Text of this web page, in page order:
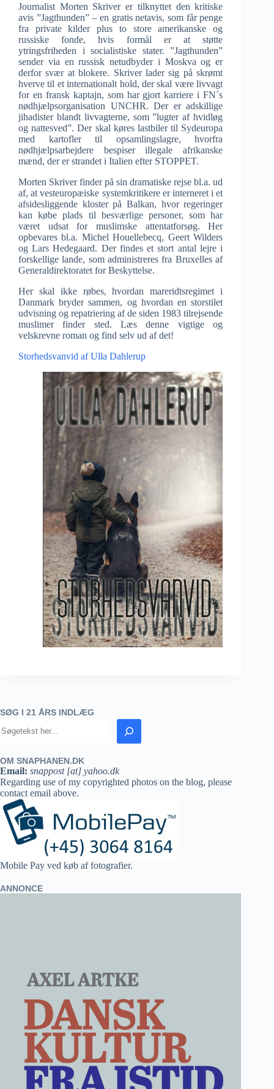
Journalist Morten Skriver er tilknyttet den kritiske
avis ”Jagthunden” – en gratis netavis, som får penge
fra private kilder plus to store amerikanske og
russiske fonde, hvis formål er at støtte
ytringsfriheden i socialistiske stater. ”Jagthunden”
sender via en russisk netudbyder i Moskva og er
derfor svær at blokere. Skriver lader sig på skrømt
hverve til et internationalt hold, der skal være livvagt
for en fransk kaptajn, som har gjort karriere i FN´s
nødhjælpsorganisation UNCHR. Der er adskillige
jihadister blandt livvagterne, som ”lugter af hvidløg
og nattesved”. Der skal køres lastbiler til Sydeuropa
med kartofler til opsamlingslagre, hvorfra
nødhjælpsarbejdere bespiser illegale afrikanske
mænd, der er strandet i Italien efter STOPPET.
Morten Skriver finder på sin dramatiske rejse bl.a. ud
af, at vesteuropæiske systemkritikere er interneret i et
afsidesliggende kloster på Balkan, hvor regeringer
kan købe plads til besværlige personer, som har
været udsat for muslimske attentatforsøg. Her
opbevares bl.a. Michel Houellebecq, Geert Wilders
og Lars Hedegaard. Der findes et stort antal lejre i
forskellige lande, som administreres fra Bruxelles af
Generaldirektoratet for Beskyttelse.
Her skal ikke røbes, hvordan mareridtsregimet i
Danmark bryder sammen, og hvordan en storstilet
udvisning og repatriering af de siden 1983 tilrejsende
muslimer finder sted. Læs denne vigtige og
velskrevne roman og find selv ud af det!
Storhedsvanvid af Ulla Dahlerup
SØG I 21 ÅRS INDLÆG
OM SNAPHANEN.DK
Email: snappost [at] yahoo.dk
Regarding use of my copyrighted photos on the blog, please
contact email above.
Mobile Pay ved køb af fotografier.
ANNONCE